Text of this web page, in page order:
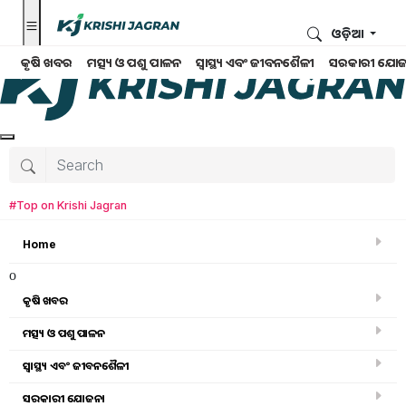
କୃଷି ଖବର ମତ୍ସ୍ୟ ଓ ପଶୁ ପାଳନ ସ୍ୱାସ୍ଥ୍ୟ ଏବଂ ଜୀବନଶୈଳୀ ସରକାରୀ
ଓଡ଼ିଆ
#Top on Krishi Jagran
Home
o
କୃଷି ଖବର
ମତ୍ସ୍ୟ ଓ ପଶୁ ପାଳନ
ସ୍ୱାସ୍ଥ୍ୟ ଏବଂ ଜୀବନଶୈଳୀ
ସରକାରୀ ଯୋଜନା
କୃଷି ଖବର